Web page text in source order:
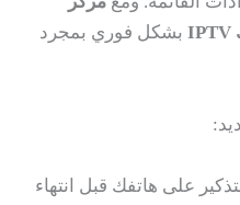
بشكل فوري بمجرد
على هاتفك قبل انتهاء